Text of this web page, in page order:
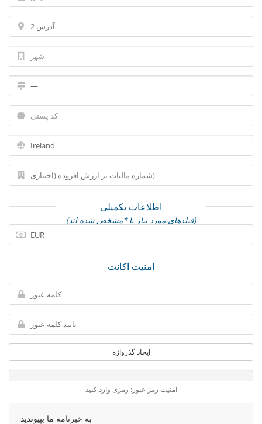
اطلاعات تکمیلی
(فیلدهای مورد نیاز با *مشخص شده اند)
امنیت اکانت
ایجاد گذرواژه
امنیت رمز عبور: رمزی وارد کنید
به خبرنامه ما بپیوندید